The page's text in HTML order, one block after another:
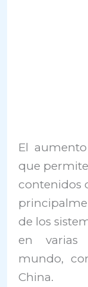
El
que
contenidos
de los
en varias
mundo,
China.